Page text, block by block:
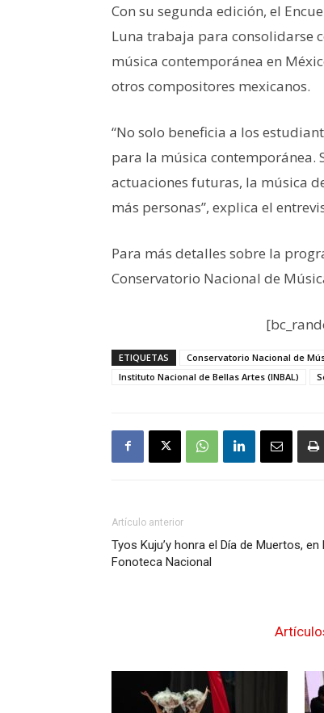
Con su segunda edición, el
Luna trabaja para consolidarse
música contemporánea en
otros compositores mexicanos.
“No solo beneficia a los
para la música contemporánea.
actuaciones futuras, la música
más personas”, explica el
Para más detalles sobre la
Conservatorio Nacional de
ETIQUETAS Conservatorio Nacional de
Instituto Nacional de Bellas Artes (INBAL)
Artículo anterior
Tyos Kuju’y honra el Día de Muertos, en
Fonoteca Nacional